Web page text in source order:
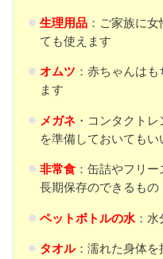
生理用品：ご家族に女
ても使えます
オムツ ：赤ちゃんは
ます
メガネ・コンタクトレ
を準備しておいてもい
非常食：缶詰やフリー
長期保存のできるもの
ペットボトルの水：水
タオル：濡れた身体を